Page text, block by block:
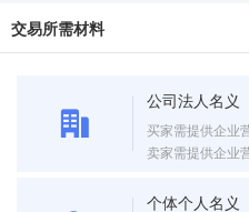
交易所需材料
公司法人名义
买家需提供企业
卖家需提供企业
个体个人名义